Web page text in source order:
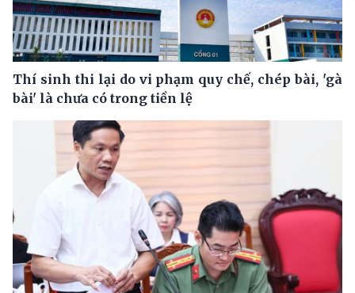
Thí sinh thi lại do vi phạm quy chế, chép bài, 'gà
bài' là chưa có trong tiền lệ